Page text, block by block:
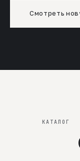
Смотреть
КАТАЛОГ